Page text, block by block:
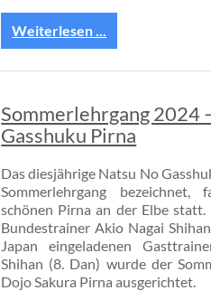
Weiterlesen ...
Sommerlehrgang 2024
Gasshuku Pirna
Das diesjährige Natsu No
Sommerlehrgang
schönen Pirna an der Elbe
Bundestrainer Akio Nagai
Japan eingeladenen
Shihan (8. Dan) wurde der
Dojo Sakura Pirna ausgerichtet.